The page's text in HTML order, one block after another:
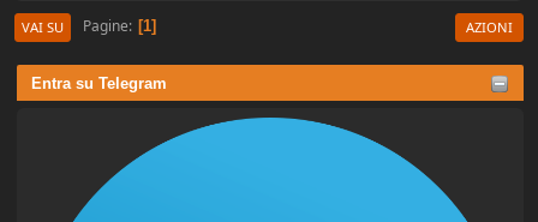
Entra su Telegram
VAI SU Pagine 1 AZIONI